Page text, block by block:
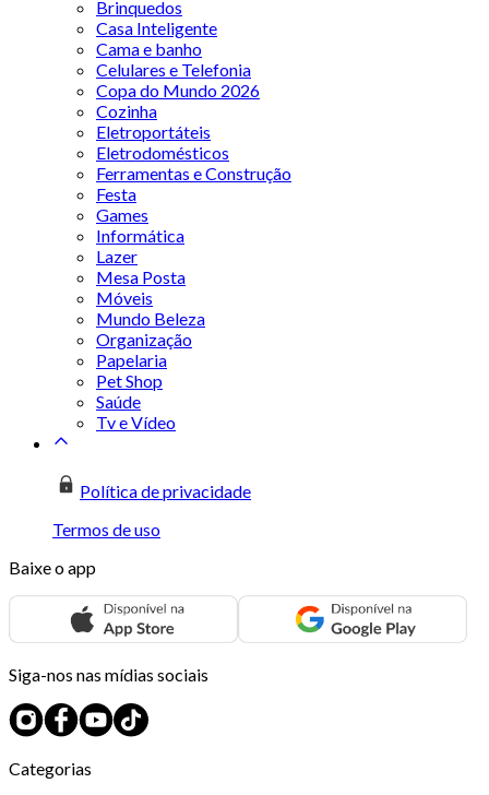
Brinquedos
Casa Inteligente
Cama e banho
Celulares e Telefonia
Copa do Mundo 2026
Cozinha
Eletroportáteis
Eletrodomésticos
Ferramentas e Construção
Festa
Games
Informática
Lazer
Mesa Posta
Móveis
Mundo Beleza
Organização
Papelaria
Pet Shop
Saúde
Tv e Vídeo
Política de privacidade
Termos de uso
Baixe o app
Siga-nos nas mídias sociais
Categorias